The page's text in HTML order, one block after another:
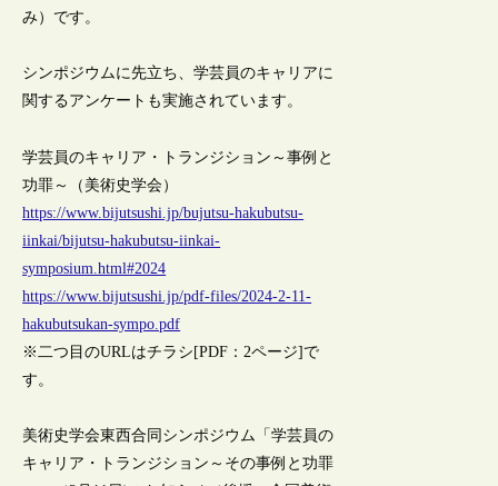
み）です。
シンポジウムに先立ち、学芸員のキャリアに
関するアンケートも実施されています。
学芸員のキャリア・トランジション～事例と
功罪～（美術史学会）
https://www.bijutsushi.jp/bujutsu-hakubutsu-
iinkai/bijutsu-hakubutsu-iinkai-
symposium.html#2024
https://www.bijutsushi.jp/pdf-files/2024-2-11-
hakubutsukan-sympo.pdf
※二つ目のURLはチラシ[PDF：2ページ]で
す。
美術史学会東西合同シンポジウム「学芸員の
キャリア・トランジション～その事例と功罪